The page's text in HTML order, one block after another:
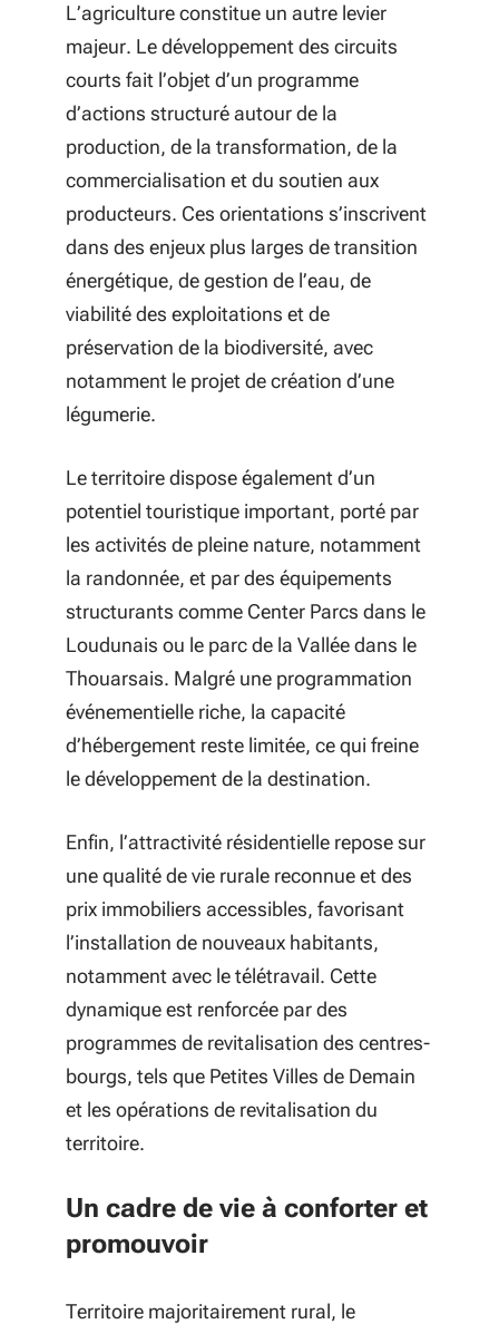
L’agriculture constitue un autre levier
majeur. Le développement des circuits
courts fait l’objet d’un programme
d’actions structuré autour de la
production, de la transformation, de la
commercialisation et du soutien aux
producteurs. Ces orientations s’inscrivent
dans des enjeux plus larges de transition
énergétique, de gestion de l’eau, de
viabilité des exploitations et de
préservation de la biodiversité, avec
notamment le projet de création d’une
légumerie.
Le territoire dispose également d’un
potentiel touristique important, porté par
les activités de pleine nature, notamment
la randonnée, et par des équipements
structurants comme Center Parcs dans le
Loudunais ou le parc de la Vallée dans le
Thouarsais. Malgré une programmation
événementielle riche, la capacité
d’hébergement reste limitée, ce qui freine
le développement de la destination.
Enfin, l’attractivité résidentielle repose sur
une qualité de vie rurale reconnue et des
prix immobiliers accessibles, favorisant
l’installation de nouveaux habitants,
notamment avec le télétravail. Cette
dynamique est renforcée par des
programmes de revitalisation des centres-
bourgs, tels que Petites Villes de Demain
et les opérations de revitalisation du
territoire.
Un cadre de vie à conforter et
promouvoir
Territoire majoritairement rural, le